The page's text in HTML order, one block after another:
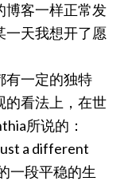
博客一样正常发
一天我想开了愿
有一定的独特
的看法上，在世
所说的：
a different
一段平稳的生